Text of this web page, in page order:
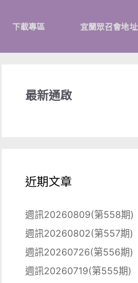
下載專區 宜蘭眾召會地址
最新通啟
近期文章
週訊20260809(第558期)
週訊20260802(第557期)
週訊20260726(第556期)
週訊20260719(第555期)